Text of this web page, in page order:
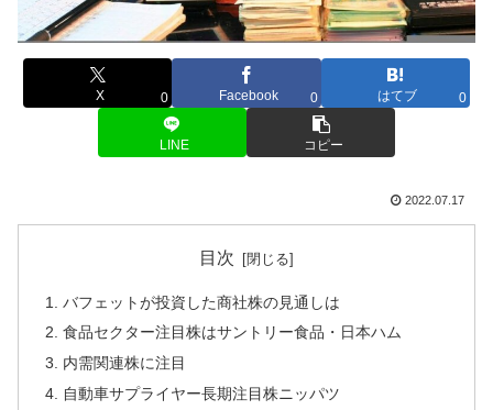
X 0 Facebook 0 はてブ 0
LINE コピー
2022.07.17
目次
バフェットが投資した商社株の見通しは
食品セクター注目株はサントリー食品・日本ハム
内需関連株に注目
自動車サプライヤー長期注目株ニッパツ